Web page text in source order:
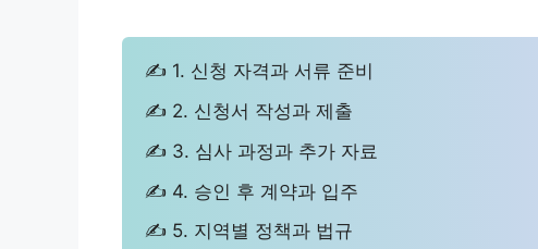
✍ 1. 신청 자격과 서류 준비
✍ 2. 신청서 작성과 제출
✍ 3. 심사 과정과 추가 자료
✍ 4. 승인 후 계약과 입주
✍ 5. 지역별 정책과 법규